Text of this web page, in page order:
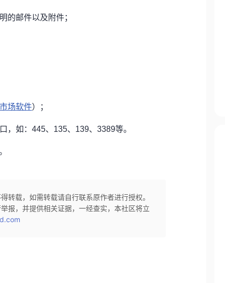
的邮件以及附件；
场软件）；
，如：445、135、139、3389等。
转载，如需转载请自行联系原作者进行授权。
报，并提供相关证据，一经查实，本社区将立